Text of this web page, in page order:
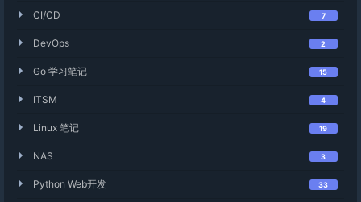
CI/CD 7
DevOps 2
Go 学习笔记 15
ITSM 4
Linux 笔记 19
NAS 3
Python Web开发 33